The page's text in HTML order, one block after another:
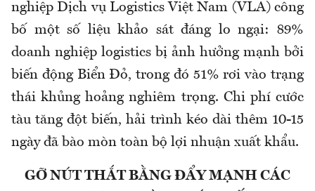
nghiệp Dịch vụ Logistics Việt Nam (VLA) công
bố một số liệu khảo sát đáng lo ngại: 89%
doanh nghiệp logistics bị ảnh hưởng mạnh bởi
biến động Biển Đỏ, trong đó 51% rơi vào trạng
thái khủng hoảng nghiêm trọng. Chi phí cước
tàu tăng đột biến, hải trình kéo dài thêm 10-15
ngày đã bào mòn toàn bộ lợi nhuận xuất khẩu.
GỠ NÚT THẮT BẰNG ĐẨY MẠNH CÁC